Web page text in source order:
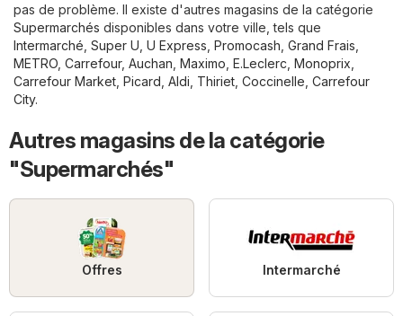
pas de problème. Il existe d'autres magasins de la catégorie
Supermarchés disponibles dans votre ville, tels que
Intermarché Super U U Express Promocash Grand Frais
METRO Carrefour, Auchan Maximo E.Leclerc Monoprix
Carrefour Market Picard Aldi Thiriet Coccinelle Carrefour
City.
Autres magasins de la catégorie
"Supermarchés"
Offres Intermarché